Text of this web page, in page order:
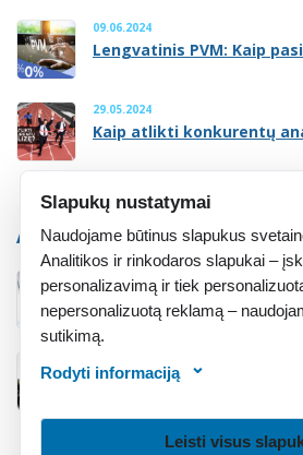
09.06.2024
Lengvatinis PVM: Kaip
29.05.2024
Kaip atlikti konkurentų
ATMINTINĖ
Atmintinė įsteigusiems
Atmintinė įsigijusiems
Slapukų nustatymai
Naudojame būtinus slapukus
Analitikos ir rinkodaros slapukai –
personalizavimą ir tiek
nepersonalizuotą reklamą –
sutikimą.
Rodyti informaciją
Leisti visus